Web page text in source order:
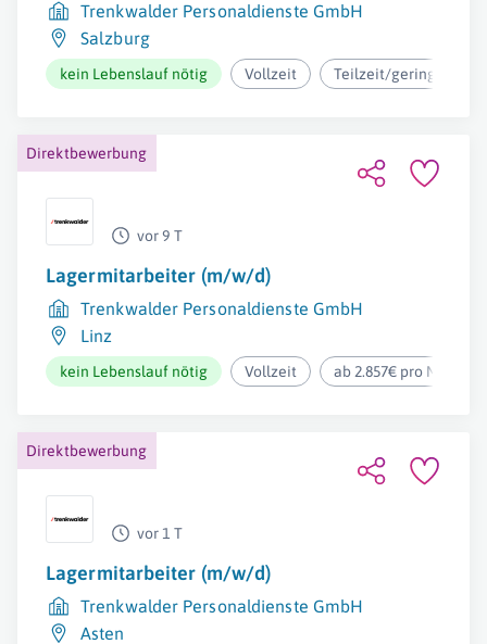
Trenkwalder Personaldienste GmbH
Salzburg
kein Lebenslauf nötig Vollzeit Teilzeit/geringfügig
Direktbewerbung
vor 9 T
Lagermitarbeiter (m/w/d)
Trenkwalder Personaldienste GmbH
Linz
kein Lebenslauf nötig Vollzeit ab 2.857€ pro Monat
Direktbewerbung
vor 1 T
Lagermitarbeiter (m/w/d)
Trenkwalder Personaldienste GmbH
Asten